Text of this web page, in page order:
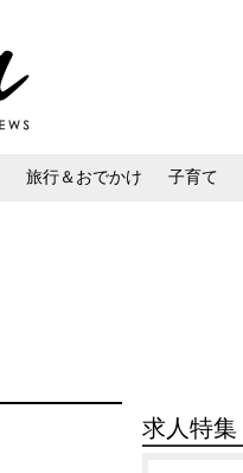
旅行＆おでかけ 子育て
求人特集